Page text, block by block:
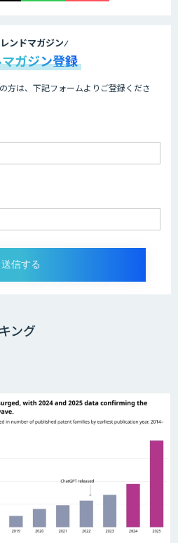
ンドマガジン
ガジン登録
方は、下記フォームよりご登録くださ
ング